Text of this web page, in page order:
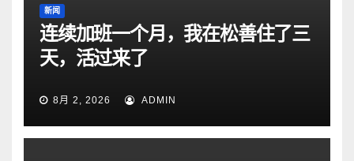
新闻
连续加班一个月，我在松善住了三
天，活过来了
8月 2, 2026 ADMIN